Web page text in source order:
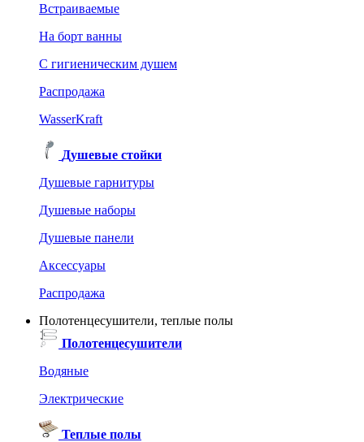
Встраиваемые
На борт ванны
C гигиеническим душем
Распродажа
WasserKraft
Душевые стойки
Душевые гарнитуры
Душевые наборы
Душевые панели
Аксессуары
Распродажа
Полотенцесушители, теплые полы
Полотенцесушители
Водяные
Электрические
Теплые полы